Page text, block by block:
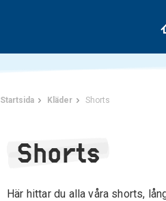
Startsida Kläder Shorts
Shorts
Här hittar du alla våra shorts,